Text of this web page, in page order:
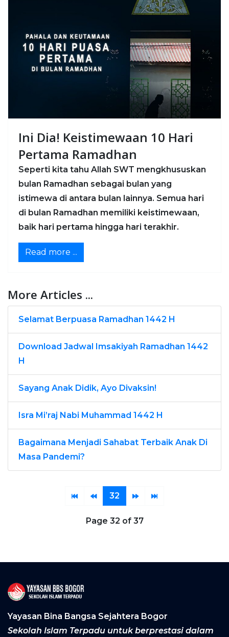
Ini Dia! Keistimewaan 10 Hari
Pertama Ramadhan
Seperti kita tahu Allah SWT mengkhususkan
bulan Ramadhan sebagai bulan yang
istimewa di antara bulan lainnya. Semua hari
di bulan Ramadhan memiliki keistimewaan,
baik hari pertama hingga hari terakhir.
Read more ...
More Articles ...
Selamat Berpuasa Ramadhan 1442 H
Download Jadwal Imsakiyah Ramadhan 1442
H
Sayang Anak Didik, Ayo Divaksin!
Isra Mi’raj Nabi Muhammad 1442 H
Bagaimana Menjadi Sahabat Terbaik Anak Di
Masa Pandemi?
32
Page 32 of 37
Yayasan Bina Bangsa Sejahtera Bogor
Sekolah Islam Terpadu untuk berprestasi dalam